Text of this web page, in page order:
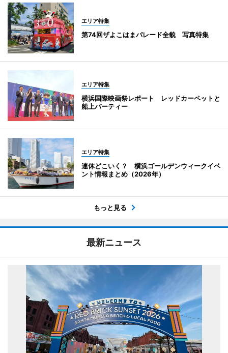
エリア特集
第74回ザよこはまパレード全貌 写真特集
エリア特集
横浜国際映画祭レポート レッドカーペットと
船上パーティー
エリア特集
連休どこいく？ 横浜ゴールデンウィークイベ
ント情報まとめ（2026年）
もっと見る
最新ニュース